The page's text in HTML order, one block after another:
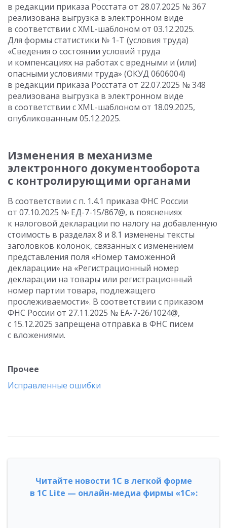
в редакции приказа Росстата от 28.07.2025 № 367
реализована выгрузка в электронном виде
в соответствии с XML-шаблоном от 03.12.2025.
Для формы статистики № 1-Т (условия труда)
«Сведения о состоянии условий труда
и компенсациях на работах с вредными и (или)
опасными условиями труда» (ОКУД 0606004)
в редакции приказа Росстата от 22.07.2025 № 348
реализована выгрузка в электронном виде
в соответствии с XML-шаблоном от 18.09.2025,
опубликованным 05.12.2025.
Изменения в механизме
электронного документооборота
с контролирующими органами
В соответствии с п. 1.4.1 приказа ФНС России
от 07.10.2025 № ЕД-7-15/867@, в пояснениях
к налоговой декларации по налогу на добавленную
стоимость в разделах 8 и 8.1 изменены тексты
заголовков колонок, связанных с изменением
представления поля «Номер таможенной
декларации» на «Регистрационный номер
декларации на товары или регистрационный
номер партии товара, подлежащего
прослеживаемости». В соответствии с приказом
ФНС России от 27.11.2025 № ЕА-7-26/1024@,
с 15.12.2025 запрещена отправка в ФНС писем
с вложениями.
Прочее
Исправленные ошибки
Читайте новости 1С в легкой форме
в 1С Lite — онлайн-медиа фирмы «1С»: